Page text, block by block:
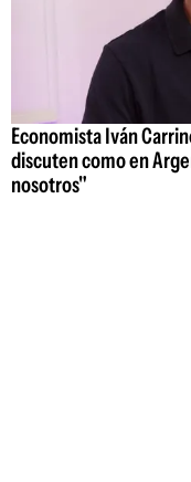
Economista Iván
discuten como en
nosotros"